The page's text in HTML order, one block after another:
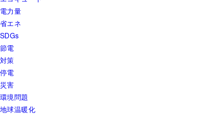
電力量
省エネ
SDGs
節電
対策
停電
災害
環境問題
地球温暖化